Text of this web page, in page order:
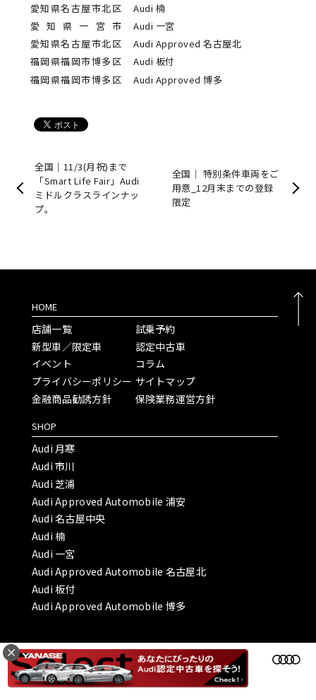
愛知県名古屋市北区
Audi 楠
愛知県一宮市
Audi 一宮
愛知県名古屋市北区
Audi Approved 名古屋北
福岡県福岡市博多区
Audi 板付
福岡県福岡市博多区
Audi Approved 博多
全国｜11/3(月祝)まで
「Smart Life Fair」Audi
ミドルクラスラインナッ
プ。
全国｜ 特別条件車両をご
用意_12月末までの登録
限定
HOME
店舗一覧
新型車／限定車
イベント
プライバシーポリシー
金融商品勧誘方針
試乗予約
認定中古車
コラム
サイトマップ
保険業務運営方針
SHOP
Audi 月寒
Audi 市川
Audi 芝浦
Audi Approved Automobile 浦安
Audi 名古屋中央
Audi 楠
Audi 一宮
Audi Approved Automobile 名古屋北
Audi 板付
Audi Approved Automobile 博多
Copyright © ヤナセオートモーティブ株式会社 All Rights Reserved.